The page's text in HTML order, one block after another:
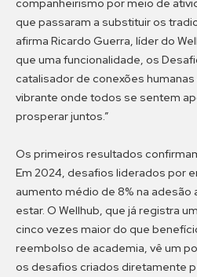
companheirismo por meio de
que passaram a substituir os
afirma Ricardo Guerra, líder do
que uma funcionalidade, os
catalisador de conexões
vibrante onde todos se sentem
prosperar juntos.”
Os primeiros resultados
Em 2024, desafios liderados por
aumento médio de 8% na
estar. O Wellhub, que já registra
cinco vezes maior do que
reembolso de academia, vê um
os desafios criados diretamente